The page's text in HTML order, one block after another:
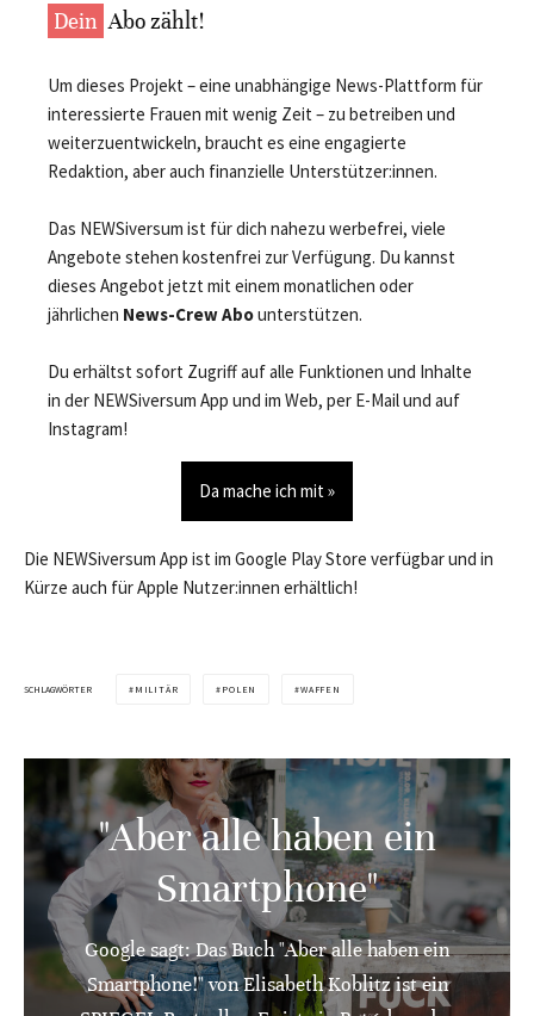
Dein Abo zählt!
Um dieses Projekt – eine unabhängige News-Plattform für
interessierte Frauen mit wenig Zeit – zu betreiben und
weiterzuentwickeln, braucht es eine engagierte
Redaktion, aber auch finanzielle Unterstützer:innen.
Das NEWSiversum ist für dich nahezu werbefrei, viele
Angebote stehen kostenfrei zur Verfügung. Du kannst
dieses Angebot jetzt mit einem monatlichen oder
jährlichen News-Crew Abounterstützen.
Du erhältst sofort Zugriff auf alle Funktionen und Inhalte
in der NEWSiversum App und im Web, per E-Mail und auf
Instagram!
Da mache ich mit »
Die NEWSiversum App ist im Google Play Store verfügbar und in
Kürze auch für Apple Nutzer:innen erhältlich!
SCHLAGWÖRTER MILITÄR POLEN WAFFEN
"Aber alle haben ein
Smartphone"
Google sagt: Das Buch "Aber alle haben ein
Smartphone!" von Elisabeth Koblitz ist ein